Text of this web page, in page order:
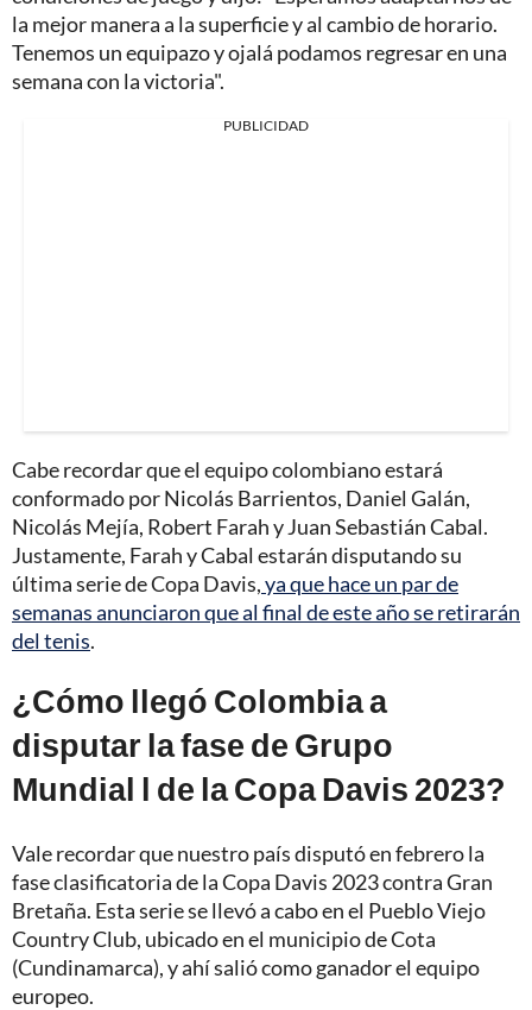
la mejor manera a la superficie y al cambio de horario.
Tenemos un equipazo y ojalá podamos regresar en una
semana con la victoria".
PUBLICIDAD
Cabe recordar que el equipo colombiano estará
conformado por Nicolás Barrientos, Daniel Galán,
Nicolás Mejía, Robert Farah y Juan Sebastián Cabal.
Justamente, Farah y Cabal estarán disputando su
última serie de Copa Davis,ya que hace un par de
semanas anunciaron que al final de este año se retirarán
del tenis.
¿Cómo llegó Colombia a
disputar la fase de Grupo
Mundial l de la Copa Davis 2023?
Vale recordar que nuestro país disputó en febrero la
fase clasificatoria de la Copa Davis 2023 contra Gran
Bretaña. Esta serie se llevó a cabo en el Pueblo Viejo
Country Club, ubicado en el municipio de Cota
(Cundinamarca), y ahí salió como ganador el equipo
europeo.